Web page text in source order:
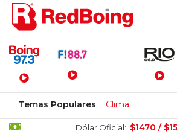
Menú Principal
Temas Populares Clima
Dólar Oficial: $1470 / $1520